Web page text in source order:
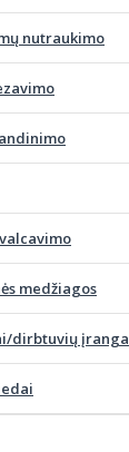
nutraukimo
medžiagos
dirbtuvių įranga